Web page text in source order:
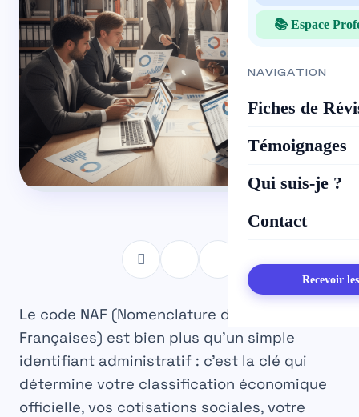
📚 Espace
NAVIGATION
Fiches de
Témoignages
Qui suis-je ?
Contact
Recevoir
Le code NAF (Nomenclature d’Activités
Françaises) est bien plus qu’un simple
identifiant administratif : c’est la clé qui
détermine votre classification économique
officielle, vos cotisations sociales, votre